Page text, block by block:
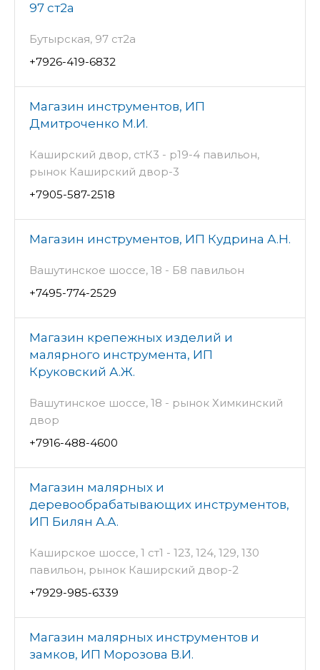
97 ст2а
Бутырская, 97 ст2а
+7926-419-6832
Магазин инструментов, ИП
Дмитроченко М.И.
Каширский двор, стК3 - р19-4 павильон,
рынок Каширский двор-3
+7905-587-2518
Магазин инструментов, ИП Кудрина А.Н.
Вашутинское шоссе, 18 - Б8 павильон
+7495-774-2529
Магазин крепежных изделий и
малярного инструмента, ИП
Круковский А.Ж.
Вашутинское шоссе, 18 - рынок Химкинский
двор
+7916-488-4600
Магазин малярных и
деревообрабатывающих инструментов,
ИП Билян А.А.
Каширское шоссе, 1 ст1 - 123, 124, 129, 130
павильон, рынок Каширский двор-2
+7929-985-6339
Магазин малярных инструментов и
замков, ИП Морозова В.И.